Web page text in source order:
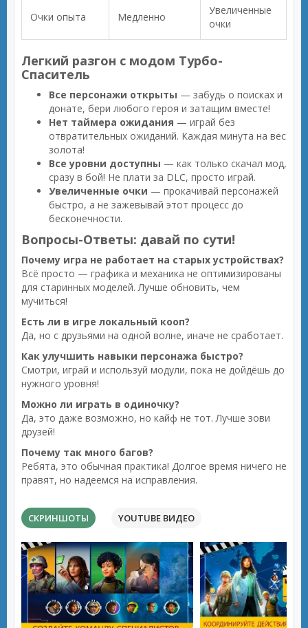
Очки опыта Медленно
Увеличенные
очки
Легкий разгон с модом Турбо-
Спаситель
Все персонажи открыты — забудь о поисках и
донате, бери любого героя и затащим вместе!
Нет таймера ожидания — играй без
отвратительных ожиданий. Каждая минута на вес
золота!
Все уровни доступны — как только скачал мод,
сразу в бой! Не плати за DLC, просто играй.
Увеличенные очки — прокачивай персонажей
быстро, а не зажевывай этот процесс до
бесконечности.
Вопросы-Ответы: давай по сути!
Почему игра не работает на старых устройствах?
Всё просто — графика и механика не оптимизированы
для старинных моделей. Лучше обновить, чем
мучиться!
Есть ли в игре локальный кооп?
Да, но с друзьями на одной волне, иначе не сработает.
Как улучшить навыки персонажа быстро?
Смотри, играй и используй модули, пока не дойдёшь до
нужного уровня!
Можно ли играть в одиночку?
Да, это даже возможно, но кайф не тот. Лучше зови
друзей!
Почему так много багов?
Ребята, это обычная практика! Долгое время ничего не
правят, но надеемся на исправления.
СКРИНШОТЫ YOUTUBE ВИДЕО